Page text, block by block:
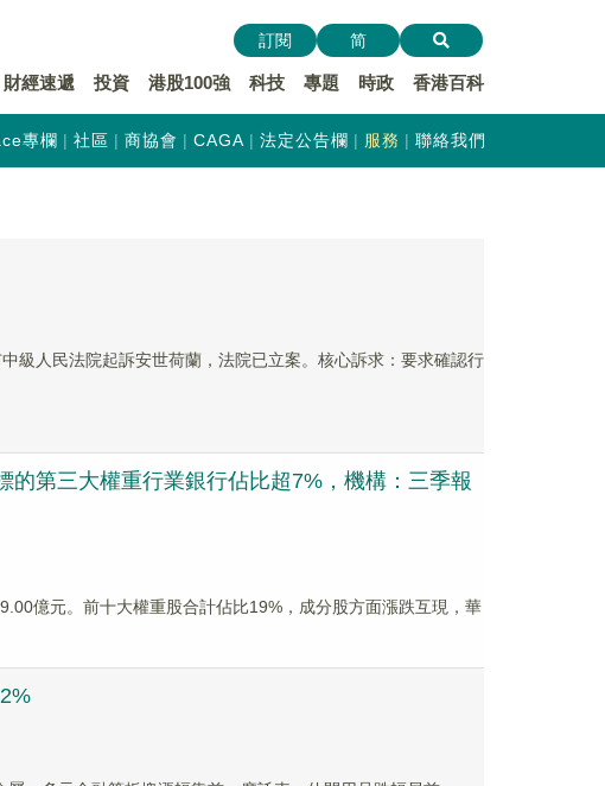
財經速遞 投資 港股100強 科技 專題 時政 香港百科
訂閱 简
專欄 社區 商協會 CAGA 法定公告欄 服務 聯絡我們
級人民法院起訴安世荷蘭，法院已立案。核心訴求：要求確認行
第三大權重行業銀行佔比超7%，機構：三季報
億元。前十大權重股合計佔比19%，成分股方面漲跌互現，華